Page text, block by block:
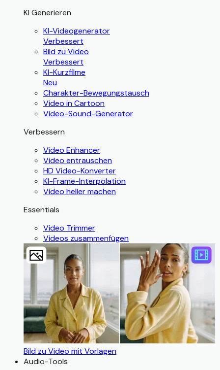
KI Generieren
KI-Videogenerator
Verbessert
Bild zu Video
Verbessert
KI-Kurzfilme
Neu
Charakter-Bewegungstausch
Video in Cartoon
Video-Sound-Generator
Verbessern
Video Enhancer
Video entrauschen
HD Video-Konverter
KI-Frame-Interpolation
Video heller machen
Essentials
Video Trimmer
Videos zusammenfügen
Bild zu Video mit Vorlagen
Audio-Tools